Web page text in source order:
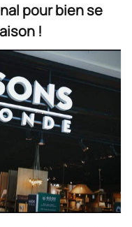
pour bien se
!